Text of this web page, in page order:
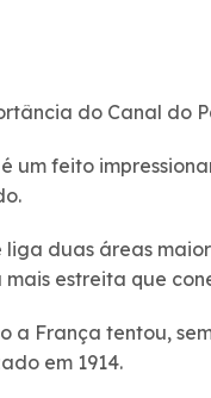
do Canal do
um feito
duas áreas
estreita que
França tentou,
em 1914.